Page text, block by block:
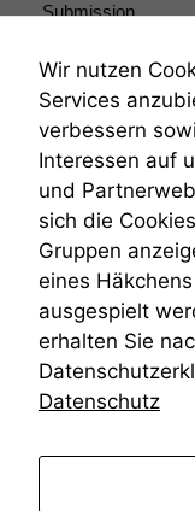
Submission
Teilungsklage
Venezuela
VRK
ZPO
Zustellfiktion
Zuständigkeit
Öffentliches
Wir nutzen
Services
verbessern
Interessen auf
und
sich die
Gruppen
eines
ausgespielt
erhalten Sie
Datenschutz